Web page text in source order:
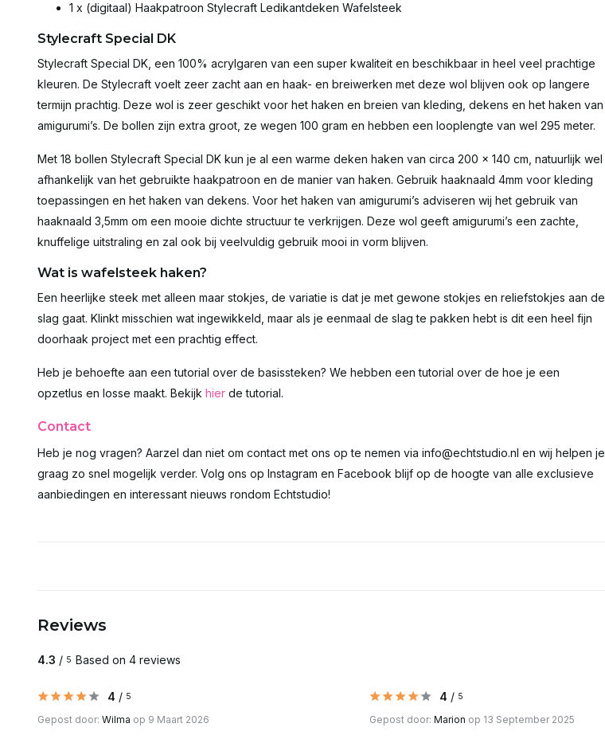
1 x (digitaal) Haakpatroon Stylecraft Ledikantdeken Wafelsteek
Stylecraft Special DK
Stylecraft Special DK, een 100% acrylgaren van een super kwaliteit en beschikbaar in heel veel prachtige
kleuren. De Stylecraft voelt zeer zacht aan en haak- en breiwerken met deze wol blijven ook op langere
termijn prachtig. Deze wol is zeer geschikt voor het haken en breien van kleding, dekens en het haken van
amigurumi’s. De bollen zijn extra groot, ze wegen 100 gram en hebben een looplengte van wel 295 meter.
Met 18 bollen Stylecraft Special DK kun je al een warme deken haken van circa 200 x 140 cm, natuurlijk wel
afhankelijk van het gebruikte haakpatroon en de manier van haken. Gebruik haaknaald 4mm voor kleding
toepassingen en het haken van dekens. Voor het haken van amigurumi’s adviseren wij het gebruik van
haaknaald 3,5mm om een mooie dichte structuur te verkrijgen. Deze wol geeft amigurumi’s een zachte,
knuffelige uitstraling en zal ook bij veelvuldig gebruik mooi in vorm blijven.
Wat is wafelsteek haken?
Een heerlijke steek met alleen maar stokjes, de variatie is dat je met gewone stokjes en reliefstokjes aan de
slag gaat. Klinkt misschien wat ingewikkeld, maar als je eenmaal de slag te pakken hebt is dit een heel fijn
doorhaak project met een prachtig effect.
Heb je behoefte aan een tutorial over de basissteken? We hebben een tutorial over de hoe je een
opzetlus en losse maakt. Bekijk hier de tutorial.
Contact
Heb je nog vragen? Aarzel dan niet om contact met ons op te nemen via info@echtstudio.nl en wij helpen je
graag zo snel mogelijk verder. Volg ons op Instagram en Facebook blijf op de hoogte van alle exclusieve
aanbiedingen en interessant nieuws rondom Echtstudio!
Reviews
4.3 / 5 Based on 4 reviews
4 / 5
Gepost door: Wilma op 9 Maart 2026
4 / 5
Gepost door: Marion op 13 September 2025